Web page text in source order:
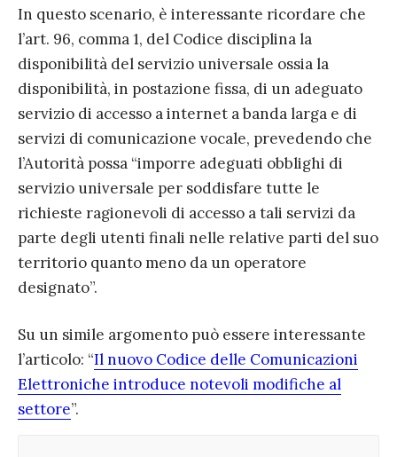
In questo scenario, è interessante ricordare che
l’art. 96, comma 1, del Codice disciplina la
disponibilità del servizio universale ossia la
disponibilità, in postazione fissa, di un adeguato
servizio di accesso a internet a banda larga e di
servizi di comunicazione vocale, prevedendo che
l’Autorità possa “imporre adeguati obblighi di
servizio universale per soddisfare tutte le
richieste ragionevoli di accesso a tali servizi da
parte degli utenti finali nelle relative parti del suo
territorio quanto meno da un operatore
designato”.
Su un simile argomento può essere interessante
l’articolo: “Il nuovo Codice delle Comunicazioni
Elettroniche introduce notevoli modifiche al
settore”.